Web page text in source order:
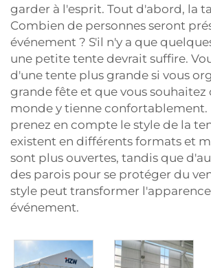
garder à l'esprit. Tout d'abord, la
Combien de personnes seront
événement ? S'il n'y a que
une petite tente devrait suffire.
d'une tente plus grande si vous
grande fête et que vous
monde y tienne confortablement.
prenez en compte le style de la
existent en différents formats et
sont plus ouvertes, tandis que
des parois pour se protéger du
style peut transformer
événement.